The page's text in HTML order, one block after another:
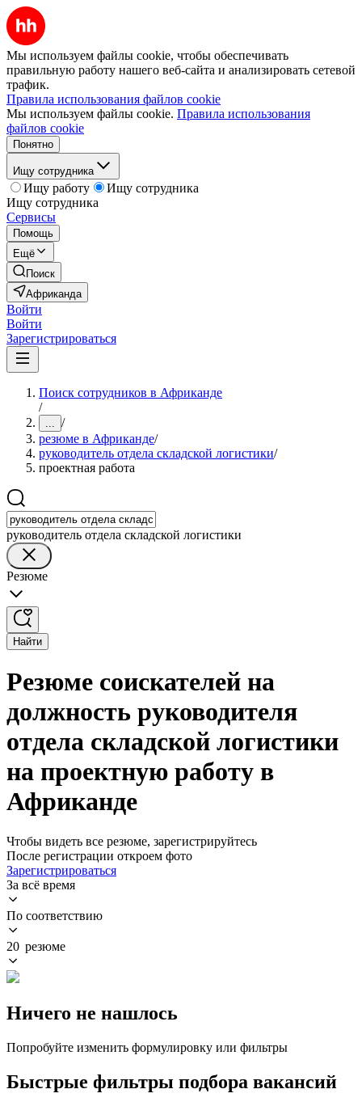
Мы используем файлы cookie, чтобы обеспечивать
правильную работу нашего веб-сайта и анализировать сетевой
трафик.
Правила использования файлов cookie
Мы используем файлы cookie. Правила использования
файлов cookie
Понятно
Ищу сотрудника
Ищу работу
Ищу сотрудника
Ищу сотрудника
Сервисы
Помощь
Ещё
Поиск
Африканда
Войти
Войти
Зарегистрироваться
Поиск сотрудников в Африканде
/
... /
резюме в Африканде/
руководитель отдела складской логистики/
проектная работа
руководитель отдела складской логистики
Резюме
Найти
Резюме соискателей на
должность руководителя
отдела складской логистики
на проектную работу в
Африканде
Чтобы видеть все резюме, зарегистрируйтесь
После регистрации откроем фото
Зарегистрироваться
За всё время
По соответствию
20 резюме
Ничего не нашлось
Попробуйте изменить формулировку или фильтры
Быстрые фильтры подбора вакансий